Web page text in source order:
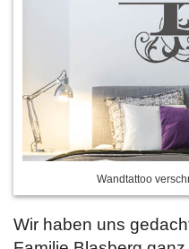
Wandtattoo
Wir haben uns